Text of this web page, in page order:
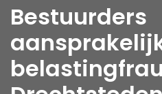
Bestuurders